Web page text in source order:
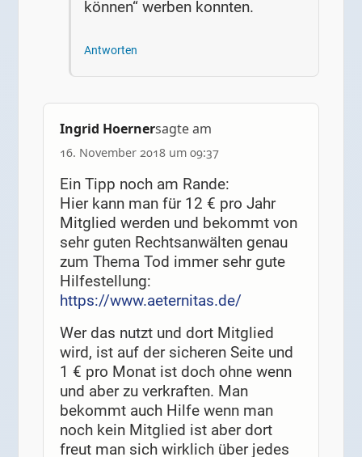
können“ werben konnten.
Antworten
Ingrid Hoernersagte am
16. November 2018 um 09:37
Ein Tipp noch am Rande:
Hier kann man für 12 € pro Jahr
Mitglied werden und bekommt von
sehr guten Rechtsanwälten genau
zum Thema Tod immer sehr gute
Hilfestellung:
https://www.aeternitas.de/
Wer das nutzt und dort Mitglied
wird, ist auf der sicheren Seite und
1 € pro Monat ist doch ohne wenn
und aber zu verkraften. Man
bekommt auch Hilfe wenn man
noch kein Mitglied ist aber dort
freut man sich wirklich über jedes